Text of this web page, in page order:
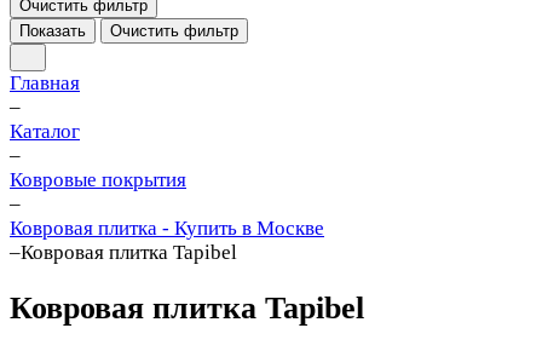
Очистить фильтр
Показать
Очистить фильтр
Главная
–
Каталог
–
Ковровые покрытия
–
Ковровая плитка - Купить в Москве
–Ковровая плитка Tapibel
Ковровая плитка Tapibel